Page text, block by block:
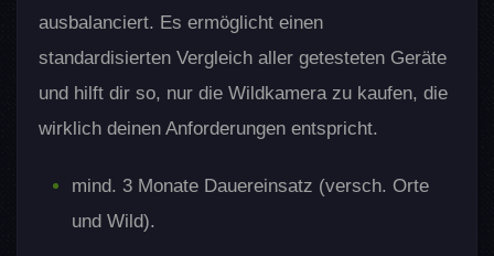
ausbalanciert. Es ermöglicht einen
standardisierten Vergleich aller getesteten Geräte
und hilft dir so, nur die Wildkamera zu kaufen, die
wirklich deinen Anforderungen entspricht.
mind. 3 Monate Dauereinsatz (versch. Orte
und Wild).